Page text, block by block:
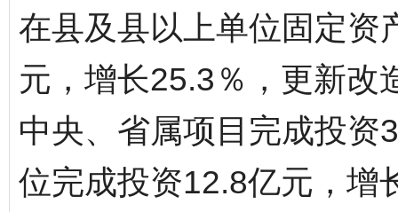
在县及县以上单位固定资
元，增长25.3％，更新改
中央、省属项目完成投资
位完成投资12.8亿元，增